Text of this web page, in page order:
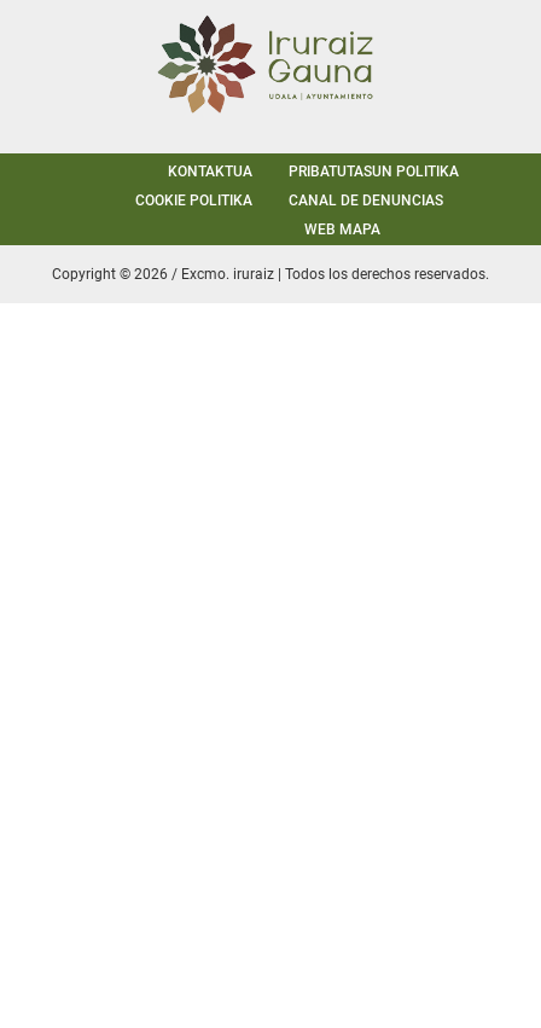
KONTAKTUA
PRIBATUTASUN POLITIKA
COOKIE POLITIKA
CANAL DE DENUNCIAS
WEB MAPA
Copyright © 2026 / Excmo. iruraiz | Todos los derechos reservados.